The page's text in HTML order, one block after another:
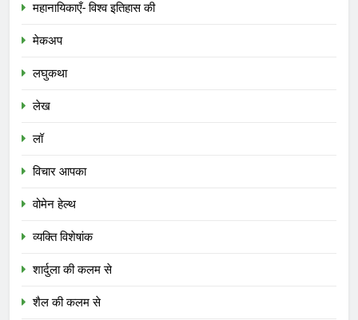
महानायिकाएँ- विश्व इतिहास की
मेकअप
लघुकथा
लेख
लॉ
विचार आपका
वोमेन हेल्थ
व्यक्ति विशेषांक
शार्दुला की कलम से
शैल की कलम से